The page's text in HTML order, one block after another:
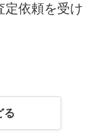
定依頼を受け
る